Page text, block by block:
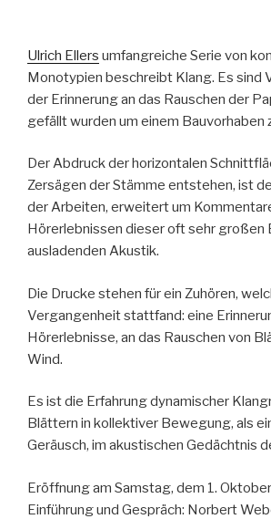
Ulrich Ellers umfangreiche Serie von
Monotypien beschreibt Klang. Es sind
der Erinnerung an das Rauschen der
gefällt wurden um einem Bauvorhaben
Der Abdruck der horizontalen
Zersägen der Stämme entstehen, ist
der Arbeiten, erweitert um
Hörerlebnissen dieser oft sehr großen
ausladenden Akustik.
Die Drucke stehen für ein Zuhören,
Vergangenheit stattfand: eine
Hörerlebnisse, an das Rauschen von
Wind.
Es ist die Erfahrung dynamischer
Blättern in kollektiver Bewegung, als
Geräusch, im akustischen Gedächtnis
Eröffnung am Samstag, dem 1.
Einführung und Gespräch: Norbert